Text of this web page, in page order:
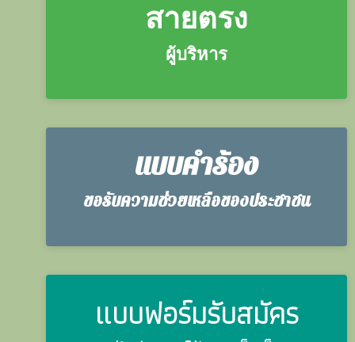
สายตรง
ผู้บริหาร
แบบคำร้อง
ขอรับความช่วยเหลือของประชาชน
แบบฟอร์มรับสมัคร